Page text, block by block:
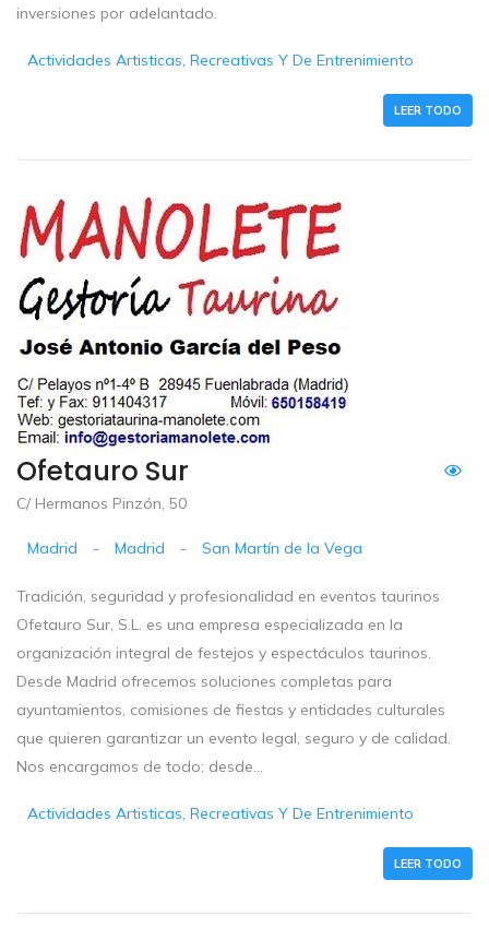
inversiones por adelantado.
Actividades Artisticas, Recreativas Y De Entrenimiento
LEER TODO
Ofetauro Sur
C/ Hermanos Pinzón, 50
Madrid - Madrid - San Martín de la Vega
Tradición, seguridad y profesionalidad en eventos taurinos
Ofetauro Sur, S.L. es una empresa especializada en la
organización integral de festejos y espectáculos taurinos.
Desde Madrid ofrecemos soluciones completas para
ayuntamientos, comisiones de fiestas y entidades culturales
que quieren garantizar un evento legal, seguro y de calidad.
Nos encargamos de todo: desde...
Actividades Artisticas, Recreativas Y De Entrenimiento
LEER TODO